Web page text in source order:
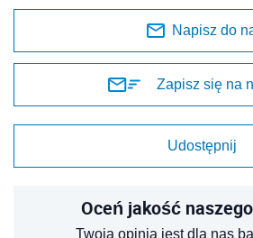
Napisz do
Zapisz się na
Udostępnij
Oceń jakość
Twoja opinia jest dla nas